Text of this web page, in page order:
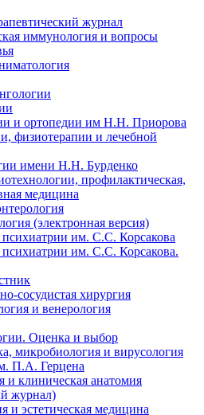
журнал
иммунология и вопросы
и ортопедии им Н.Н. Приорова
физиотерапии и лечебной
имени Н.Н. Бурденко
профилактическая,
медицина
(электронная версия)
им. С.С. Корсакова
им. С.С. Корсакова.
сосудистая хирургия
и венерология
Оценка и выбор
микробиология и вирусология
П.А. Герцена
и клиническая анатомия
журнал)
и эстетическая медицина